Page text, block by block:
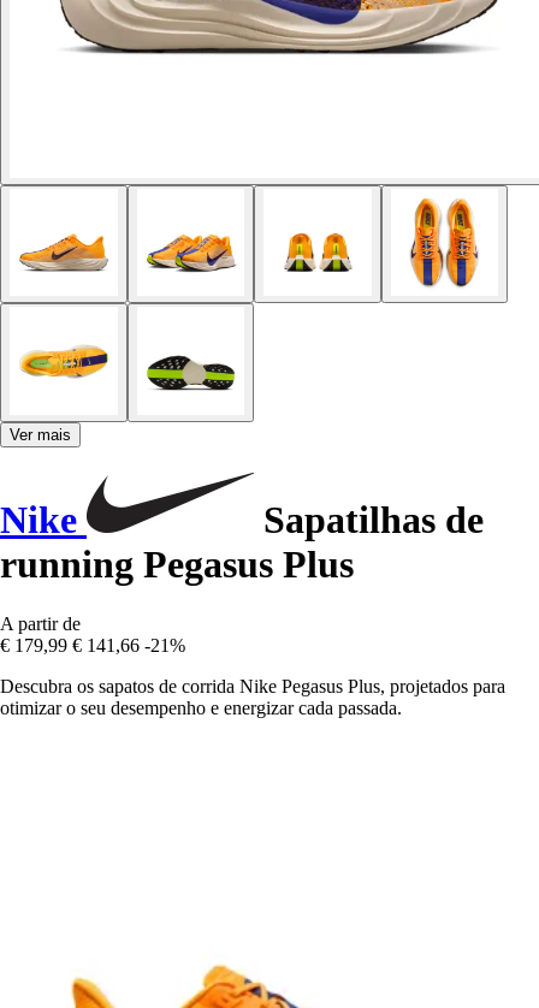
Ver mais
Nike
Sapatilhas de
running Pegasus Plus
A partir de
€ 179,99 € 141,66 -21%
Descubra os sapatos de corrida Nike Pegasus Plus, projetados para
otimizar o seu desempenho e energizar cada passada.